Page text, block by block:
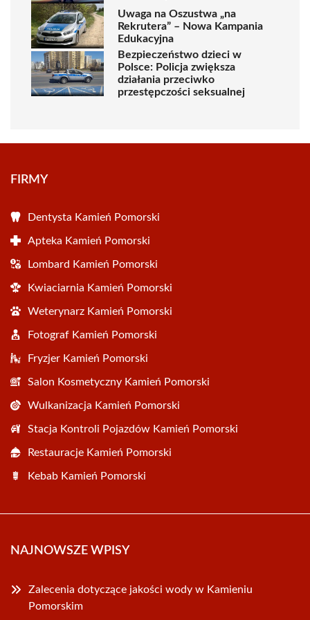
Uwaga na Oszustwa „na
Rekrutera” – Nowa Kampania
Edukacyjna
Bezpieczeństwo dzieci w
Polsce: Policja zwiększa
działania przeciwko
przestępczości seksualnej
FIRMY
Dentysta Kamień Pomorski
Apteka Kamień Pomorski
Lombard Kamień Pomorski
Kwiaciarnia Kamień Pomorski
Weterynarz Kamień Pomorski
Fotograf Kamień Pomorski
Fryzjer Kamień Pomorski
Salon Kosmetyczny Kamień Pomorski
Wulkanizacja Kamień Pomorski
Stacja Kontroli Pojazdów Kamień Pomorski
Restauracje Kamień Pomorski
Kebab Kamień Pomorski
NAJNOWSZE WPISY
Zalecenia dotyczące jakości wody w Kamieniu
Pomorskim